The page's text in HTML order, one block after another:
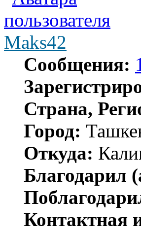
Maks42
Сообщения:
Страна,
Город:
Откуда:
Благодарил
Контактная